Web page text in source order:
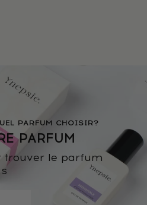
PARFUM CHOISIR?
PARFUM
trouver le parfum